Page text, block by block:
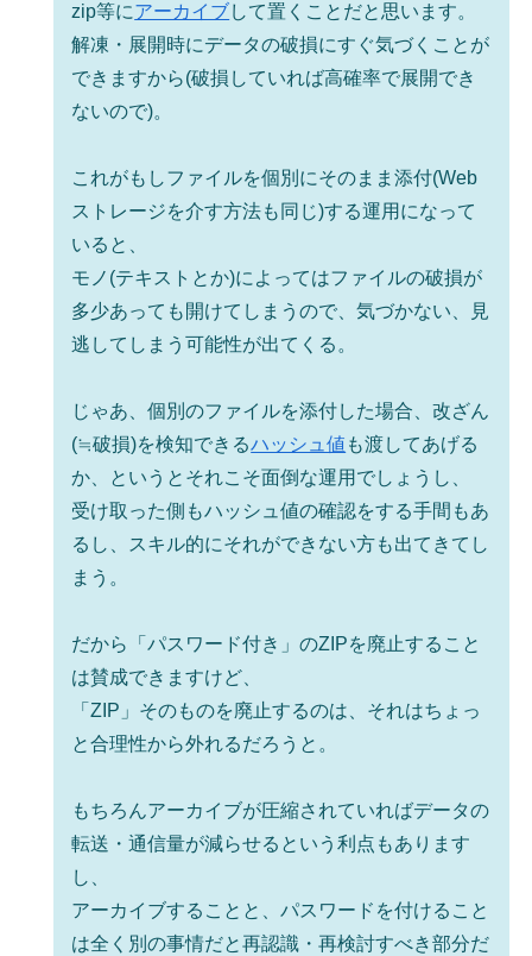
zip等にアーカイブして置くことだと思います。
解凍・展開時にデータの破損にすぐ気づくことが
できますから(破損していれば高確率で展開でき
ないので)。
これがもしファイルを個別にそのまま添付(Web
ストレージを介す方法も同じ)する運用になって
いると、
モノ(テキストとか)によってはファイルの破損が
多少あっても開けてしまうので、気づかない、見
逃してしまう可能性が出てくる。
じゃあ、個別のファイルを添付した場合、改ざん
(≒破損)を検知できるハッシュ値 も渡してあげる
か、というとそれこそ面倒な運用でしょうし、
受け取った側もハッシュ値の確認をする手間もあ
るし、スキル的にそれができない方も出てきてし
まう。
だから「パスワード付き」のZIPを廃止すること
は賛成できますけど、
「ZIP」そのものを廃止するのは、それはちょっ
と合理性から外れるだろうと。
もちろんアーカイブが圧縮されていればデータの
転送・通信量が減らせるという利点もあります
し、
アーカイブすることと、パスワードを付けること
は全く別の事情だと再認識・再検討すべき部分だ